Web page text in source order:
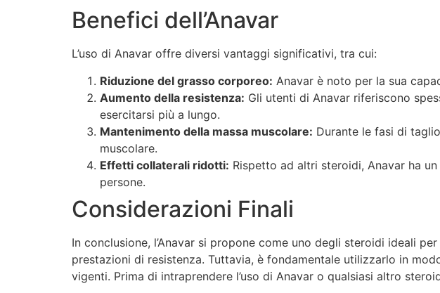
Benefici dell’Anavar
L’uso di Anavar offre diversi vantaggi significativi, tra cui:
Riduzione del grasso corporeo: Anavar è noto per la sua
Aumento della resistenza: Gli utenti di Anavar riferiscono
esercitarsi più a lungo.
Mantenimento della massa muscolare: Durante le fasi di
muscolare.
Effetti collaterali ridotti: Rispetto ad altri steroidi, Anavar ha
persone.
Considerazioni Finali
In conclusione, l’Anavar si propone come uno degli steroidi ideali
prestazioni di resistenza. Tuttavia, è fondamentale utilizzarlo in
vigenti. Prima di intraprendere l’uso di Anavar o qualsiasi altro